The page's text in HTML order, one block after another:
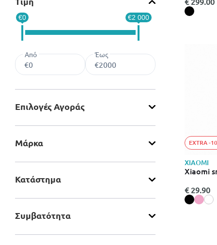
€0 €2 000
Από Έως
Επιλογές Αγοράς
Μάρκα
Κατάστημα
Συμβατότητα
EXTRA -
XIAOMI
Xiaomi
€ 29.90